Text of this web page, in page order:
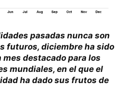
pasadas nunca son
futuros, diciembre ha sido
destacado para los
mundiales, en el que el
ha dado sus frutos de